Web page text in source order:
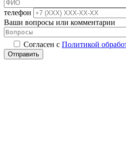
телефон
Ваши вопросы или комментарии
Согласен с Политикой